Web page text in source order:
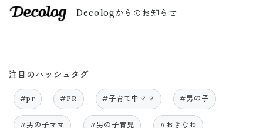
Decologからのお知らせ
注目のハッシュタグ
#pr #PR #子育て中ママ #男の子
#男の子ママ #男の子育児 #おきなわ